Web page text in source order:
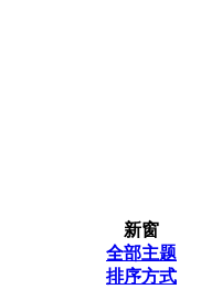
新窗
全部主题
排序方式